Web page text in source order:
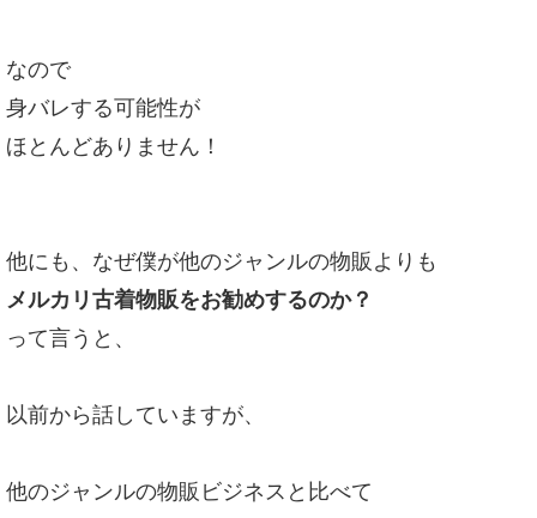
なので
身バレする可能性が
ほとんどありません！
他にも、なぜ僕が他のジャンルの物販よりも
メルカリ古着物販をお勧めするのか？
って言うと、
以前から話していますが、
他のジャンルの物販ビジネスと比べて